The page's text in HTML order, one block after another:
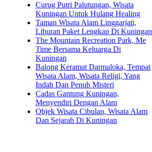
Curug Putri Palutungan, Wisata
Kuningan Untuk Hulang Healing
Taman Wisata Alam Linggarjati,
Liburan Paket Lengkap Di Kuningan
The Mountain Recreation Park, Me
Time Bersama Keluarga Di
Kuningan
Balong Keramat Darmaloka, Tempat
Wisata Alam, Wisata Religi, Yang
Indah Dan Penuh Misteri
Cadas Gantung Kuningan,
Menyendiri Dengan Alam
Objek Wisata Cibulan, Wisata Alam
Dan Sejarah Di Kuningan